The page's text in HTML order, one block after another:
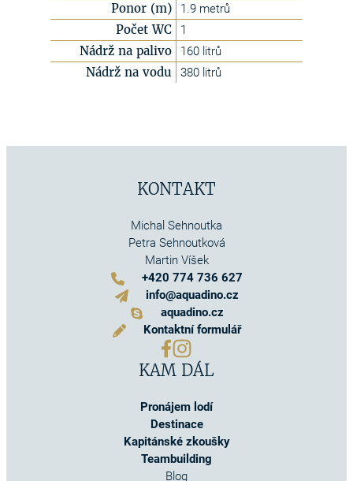
Ponor (m) 1.9 metrů
Počet WC 1
Nádrž na palivo 160 litrů
Nádrž na vodu 380 litrů
KONTAKT
Michal Sehnoutka
Petra Sehnoutková
Martin Víšek
+420 774 736 627
info@aquadino.cz
aquadino.cz
Kontaktní formulář
KAM DÁL
Pronájem lodí
Destinace
Kapitánské zkoušky
Teambuilding
Blog